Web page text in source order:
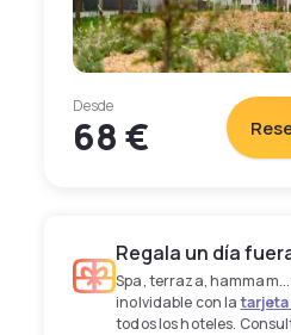
Desde
68 €
Regala un día
Spa, terraza,
inolvidable con latarjeta
todos los hoteles.